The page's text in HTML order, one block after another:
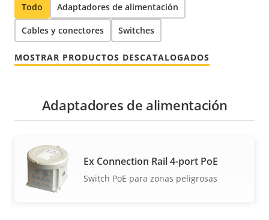
Todo Adaptadores de alimentación
Cables y conectores Switches
MOSTRAR PRODUCTOS DESCATALOGADOS
Adaptadores de alimentación
Ex Connection Rail 4-port PoE
Switch PoE para zonas peligrosas